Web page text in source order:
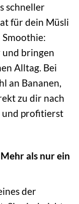
schneller
für dein Müsli
Smoothie:
und bringen
Alltag. Bei
an Bananen,
zu dir nach
und profitierst
als nur ein
der